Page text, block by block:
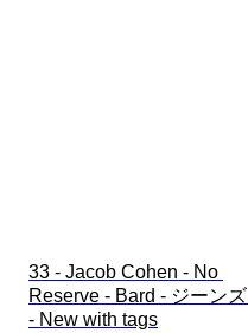
33 - Jacob Cohen - No
Reserve - Bard - ジーンズ
- New with tags